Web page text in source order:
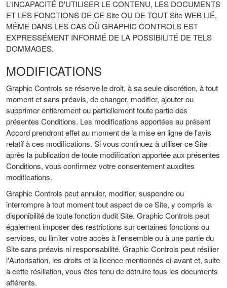
L'INCAPACITÉ D'UTILISER LE CONTENU, LES DOCUMENTS
ET LES FONCTIONS DE CE Site OU DE TOUT Site WEB LIÉ,
MÊME DANS LES CAS OÙ GRAPHIC CONTROLS EST
EXPRESSÉMENT INFORMÉ DE LA POSSIBILITÉ DE TELS
DOMMAGES.
MODIFICATIONS
Graphic Controls se réserve le droit, à sa seule discrétion, à tout
moment et sans préavis, de changer, modifier, ajouter ou
supprimer entièrement ou partiellement toute partie des
présentes Conditions. Les modifications apportées au présent
Accord prendront effet au moment de la mise en ligne de l'avis
relatif à ces modifications. Si vous continuez à utiliser ce Site
après la publication de toute modification apportée aux présentes
Conditions, vous confirmez votre consentement auxdites
modifications.
Graphic Controls peut annuler, modifier, suspendre ou
interrompre à tout moment tout aspect de ce Site, y compris la
disponibilité de toute fonction dudit Site. Graphic Controls peut
également imposer des restrictions sur certaines fonctions ou
services, ou limiter votre accès à l'ensemble ou à une partie du
Site sans préavis ni responsabilité. Graphic Controls peut résilier
l'Autorisation, les droits et la licence mentionnés ci-avant et, suite
à cette résiliation, vous êtes tenu de détruire tous les documents
afférents.